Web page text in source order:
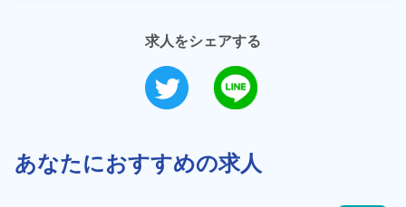
求人をシェアする
あなたにおすすめの求人